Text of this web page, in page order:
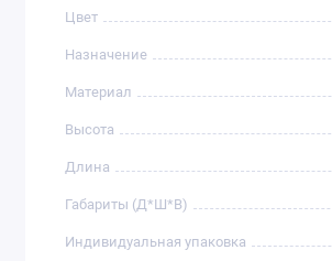
Цвет
Назначение
Материал
Высота
Длина
Габариты (Д*Ш*В)
Индивидуальная упаковка